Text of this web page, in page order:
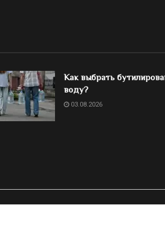
Как выбрать
воду?
03.08.2026